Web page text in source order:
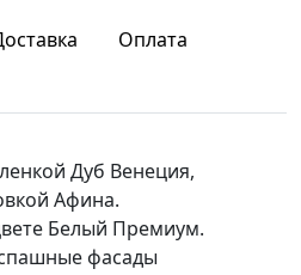
Оплата
Дуб Венеция,
Афина.
Белый Премиум.
фасады